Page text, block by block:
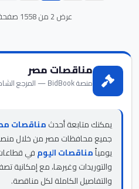
عرض 2 من 1558 صفحة (31152 مناقصة)
مناقصات مصر
منصة BidBook — المرجع الشامل للمناقصات الحكومية والخاصة
يمكنك متابعة أحدثمناقصات
يومياًمناقصات اليومفي
والتوريدات وغيرها، مع إمكانية
والتفاصيل الكاملة لكل مناقصة.